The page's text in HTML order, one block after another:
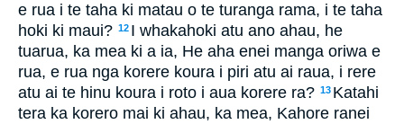
e rua i te taha ki matau o te turanga rama, i te taha
hoki ki maui? 12 I whakahoki atu ano ahau, he
tuarua, ka mea ki a ia, He aha enei manga oriwa e
rua, e rua nga korere koura i piri atu ai raua, i rere
atu ai te hinu koura i roto i aua korere ra? 13 Katahi
tera ka korero mai ki ahau, ka mea, Kahore ranei